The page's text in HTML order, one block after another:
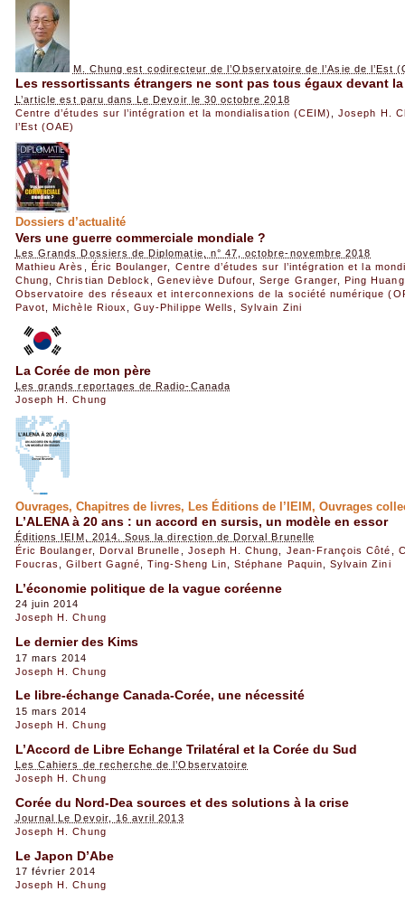
M. Chung est codirecteur de l’Observatoire de l’Asie de l’Est
Les ressortissants étrangers ne sont pas tous égaux devant
L’article est paru dans Le Devoir le 30 octobre 2018
Centre d’études sur l’intégration et la mondialisation (CEIM)
,Joseph H.
l’Est (OAE)
Dossiers d’actualité
Vers une guerre commerciale mondiale ?
Les Grands Dossiers de Diplomatie, n° 47, octobre-novembre 2018
Mathieu Arès
Éric Boulanger
Centre d’études sur l’intégration et la
Chung ,Christian Deblock ,Geneviève Dufour ,Serge Granger,Ping Huang
Observatoire des réseaux et interconnexions de la société numérique
Pavot ,Michèle Rioux ,Guy-Philippe Wells ,Sylvain Zini
La Corée de mon père
Les grands reportages de Radio-Canada
Joseph H. Chung
Ouvrages, Chapitres de livres, Les Éditions de l’IEIM, Ouvrages
L’ALENA à 20 ans : un accord en sursis, un modèle en essor
Éditions IEIM, 2014. Sous la direction de Dorval Brunelle
Éric Boulanger, Dorval Brunelle Joseph H. Chung Jean-François Côté
Foucras
,Gilbert Gagné ,Ting-Sheng Lin ,Stéphane Paquin Sylvain Zini
L’économie politique de la vague coréenne
24 juin 2014
Joseph H. Chung
Le dernier des Kims
17 mars 2014
Joseph H. Chung
Le libre-échange Canada-Corée, une nécessité
15 mars 2014
Joseph H. Chung
L’Accord de Libre Echange Trilatéral et la Corée du Sud
Les Cahiers de recherche de l’Observatoire
Joseph H. Chung
Corée du Nord-Dea sources et des solutions à la crise
Journal Le Devoir, 16 avril 2013
Joseph H. Chung
Le Japon D’Abe
17 février 2014
Joseph H. Chung